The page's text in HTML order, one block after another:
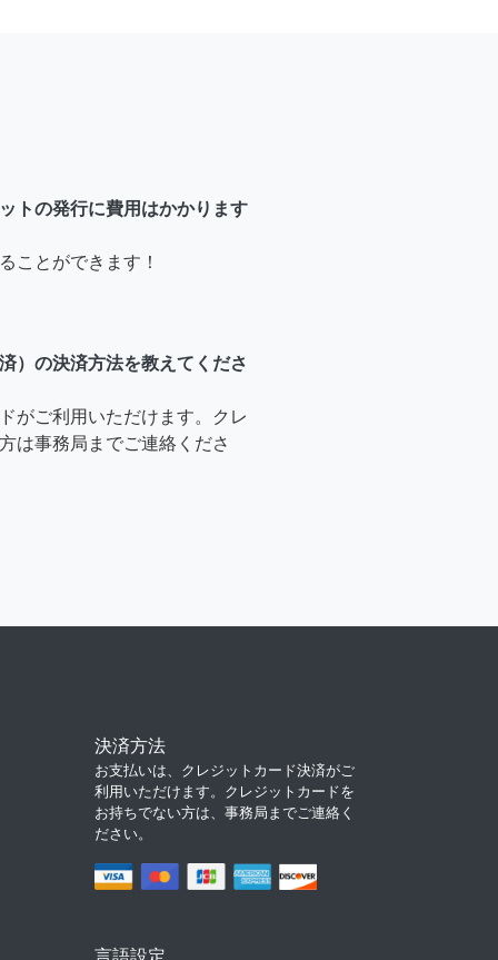
トの発行に費用はかかります
ことができます！
）の決済方法を教えてくださ
がご利用いただけます。クレ
は事務局までご連絡くださ
決済方法
お支払いは、クレジットカード決済がご
利用いただけます。クレジットカードを
お持ちでない方は、事務局までご連絡く
ださい。
言語設定